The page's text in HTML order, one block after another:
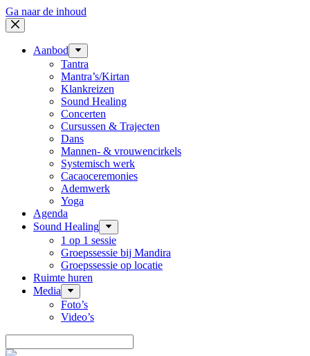
Ga naar de inhoud
Aanbod
Tantra
Mantra’s/Kirtan
Klankreizen
Sound Healing
Concerten
Cursussen & Trajecten
Dans
Mannen- & vrouwencirkels
Systemisch werk
Cacaoceremonies
Ademwerk
Yoga
Agenda
Sound Healing
1 op 1 sessie
Groepssessie bij Mandira
Groepssessie op locatie
Ruimte huren
Media
Foto’s
Video’s